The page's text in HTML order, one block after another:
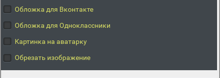
Обложка для Вконтакте
Обложка для Одноклассники
Картинка на аватарку
Обрезать изображение